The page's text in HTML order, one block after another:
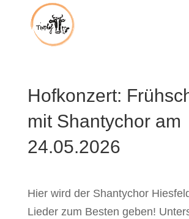
Hofkonzert:
mit Shantychor am
24.05.2026
Hier wird der Shantychor
Lieder zum Besten geben!